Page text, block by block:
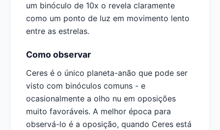
um binóculo de 10x o revela claramente
como um ponto de luz em movimento lento
entre as estrelas.
Como observar
Ceres é o único planeta-anão que pode ser
visto com binóculos comuns - e
ocasionalmente a olho nu em oposições
muito favoráveis. A melhor época para
observá-lo é a oposição, quando Ceres está